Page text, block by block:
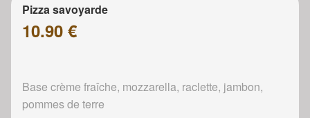
Pizza savoyarde
10.90 €
Base crème fraîche, mozzarella, raclette, jambon,
pommes de terre